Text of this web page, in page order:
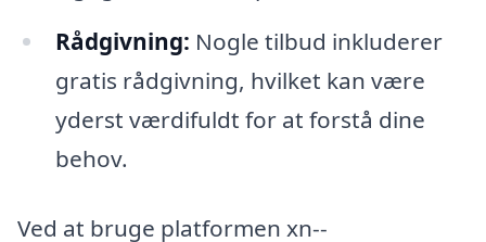
Rådgivning: Nogle tilbud inkluderer
gratis rådgivning, hvilket kan være
yderst værdifuldt for at forstå dine
behov.
Ved at bruge platformen xn--